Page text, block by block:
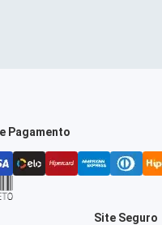
Pagamento
Site Seguro